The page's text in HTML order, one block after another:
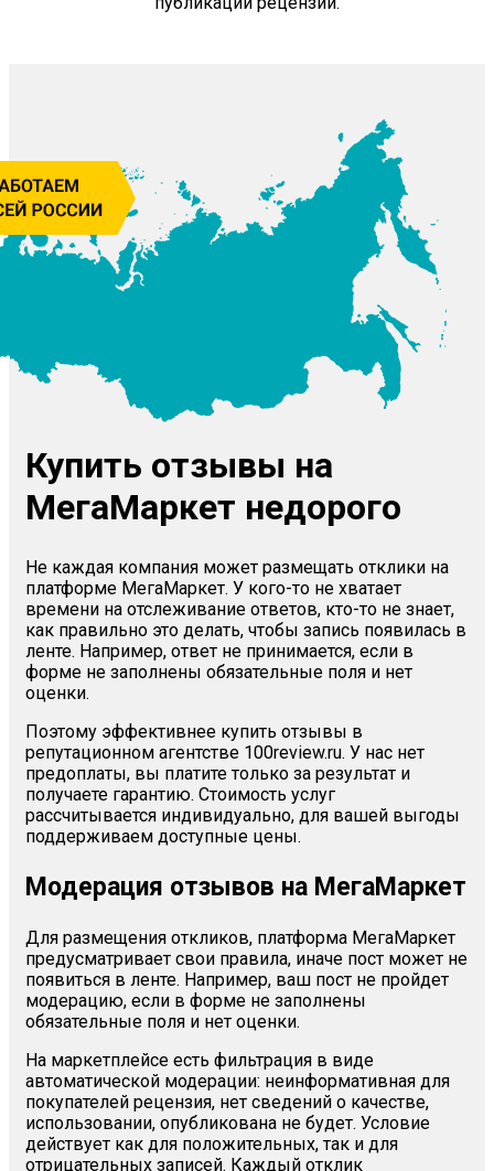
Купить отзывы на
МегаМаркет недорого
Не каждая компания может размещать отклики на
платформе МегаМаркет. У кого-то не хватает
времени на отслеживание ответов, кто-то не знает,
как правильно это делать, чтобы запись появилась в
ленте. Например, ответ не принимается, если в
форме не заполнены обязательные поля и нет
оценки.
Поэтому эффективнее купить отзывы в
репутационном агентстве 100review.ru. У нас нет
предоплаты, вы платите только за результат и
получаете гарантию. Стоимость услуг
рассчитывается индивидуально, для вашей выгоды
поддерживаем доступные цены.
Модерация отзывов на МегаМаркет
Для размещения откликов, платформа МегаМаркет
предусматривает свои правила, иначе пост может не
появиться в ленте. Например, ваш пост не пройдет
модерацию, если в форме не заполнены
обязательные поля и нет оценки.
На маркетплейсе есть фильтрация в виде
автоматической модерации: неинформативная для
покупателей рецензия, нет сведений о качестве,
использовании, опубликована не будет. Условие
действует как для положительных, так и для
отрицательных записей. Каждый отклик